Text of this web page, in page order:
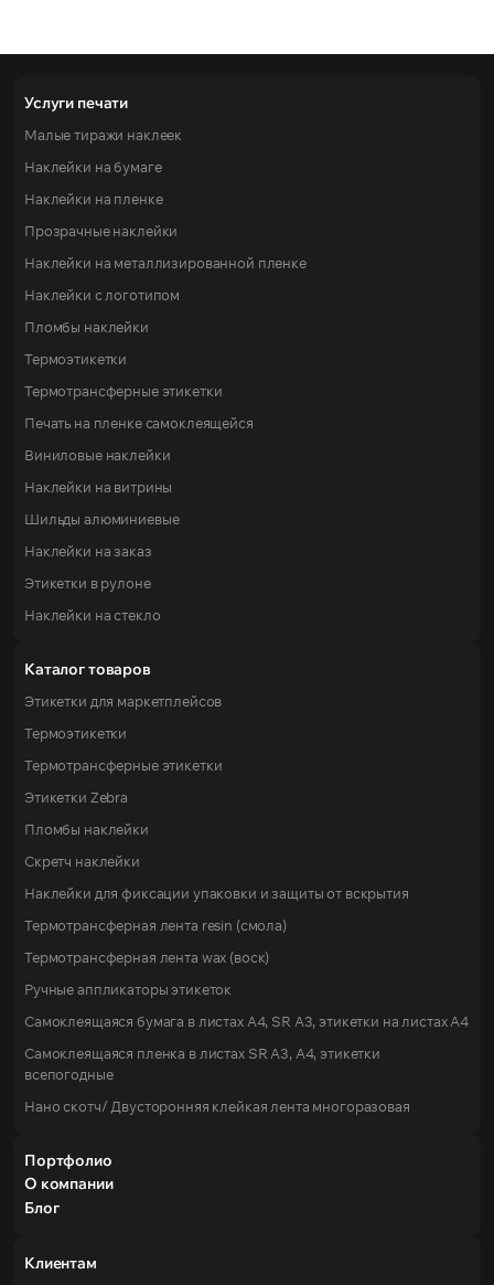
Услуги печати
Малые тиражи наклеек
Наклейки на бумаге
Наклейки на пленке
Прозрачные наклейки
Наклейки на металлизированной пленке
Наклейки с логотипом
Пломбы наклейки
Термоэтикетки
Термотрансферные этикетки
Печать на пленке самоклеящейся
Виниловые наклейки
Наклейки на витрины
Шильды алюминиевые
Наклейки на заказ
Этикетки в рулоне
Наклейки на стекло
Каталог товаров
Этикетки для маркетплейсов
Термоэтикетки
Термотрансферные этикетки
Этикетки Zebra
Пломбы наклейки
Скретч наклейки
Наклейки для фиксации упаковки и защиты от вскрытия
Термотрансферная лента resin (смола)
Термотрансферная лента wax (воск)
Ручные аппликаторы этикеток
Самоклеящаяся бумага в листах А4, SR А3, этикетки на листах A4
Самоклеящаяся пленка в листах SR А3, А4, этикетки
всепогодные
Нано скотч/ Двусторонняя клейкая лента многоразовая
Портфолио
О компании
Блог
Клиентам